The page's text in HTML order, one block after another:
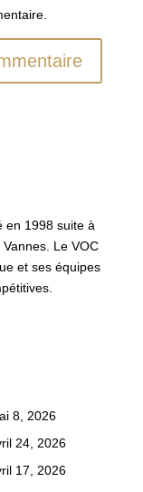
en 1998 suite à
Le VOC
et ses équipes
8, 2026
24, 2026
17, 2026